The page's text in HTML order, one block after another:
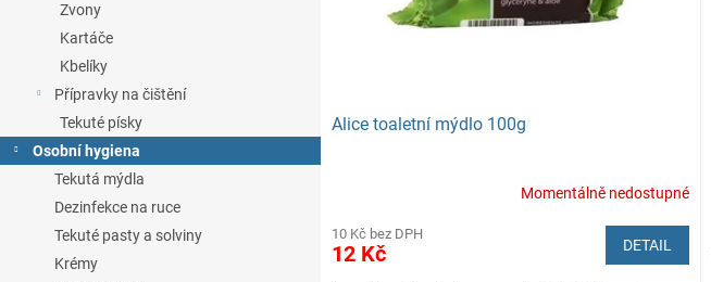
Zvony
Kartáče
Kbelíky
Přípravky na čištění
Tekuté písky
Osobní hygiena
Tekutá mýdla
Dezinfekce na ruce
Tekuté pasty a solviny
Krémy
Alice toaletní mýdlo 100g
Momentálně nedostupné
10 Kč bez DPH
12 Kč DETAIL